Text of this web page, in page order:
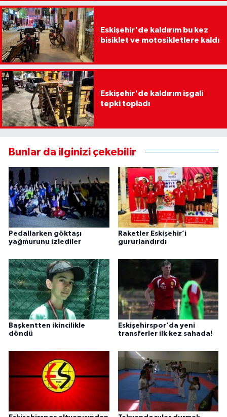
Eskişehir'de kaldırım bu kez
bisiklet ve motosikletlere kaldı
Eskişehir'de kaldırım işgali
tepki topladı
Bunlar da ilginizi çekebilir
Pedallarken göktaşı
yağmurunu izlediler
Raketler Eskişehir’i
gururlandırdı
Başkentten ikincilikle
döndü
Eskişehirspor'da yeni
transferler ilk kez sahada!